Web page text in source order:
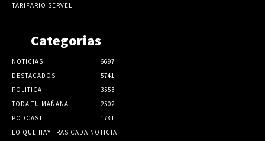
TARIFARIO SERVEL
Categorias
NOTICIAS
6697
DESTACADOS
5741
POLITICA
3553
TODA TU MAÑANA
2502
PODCAST
1781
LO QUE HAY TRAS CADA NOTICIA